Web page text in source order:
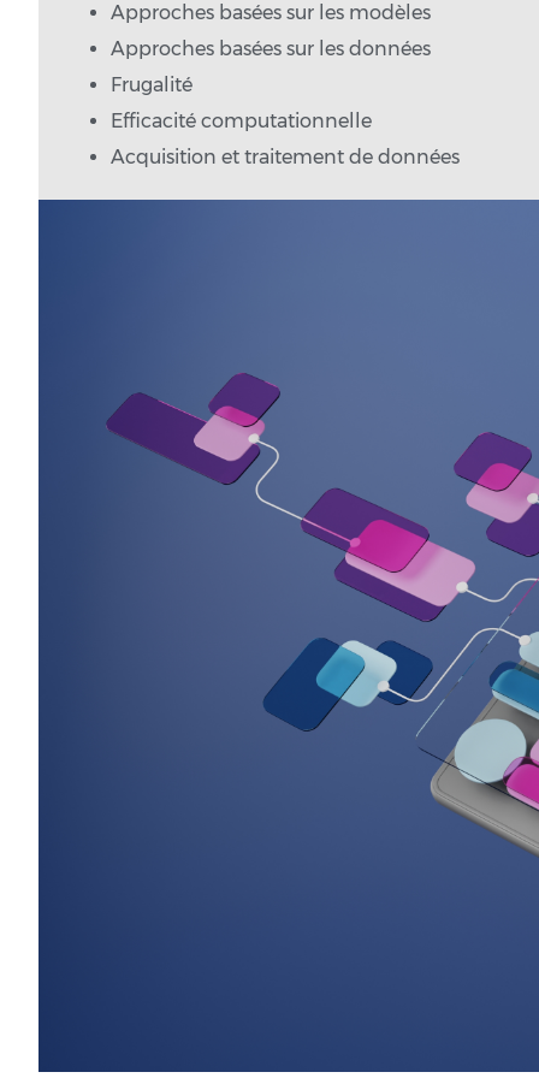
Approches basées sur les modèles
Approches basées sur les données
Frugalité
Efficacité computationnelle
Acquisition et traitement de données